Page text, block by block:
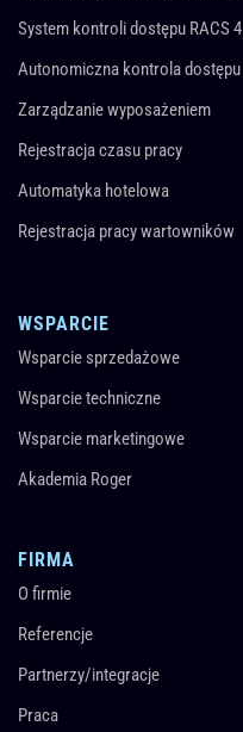
System kontroli dostępu RACS 4
Autonomiczna kontrola dostępu
Zarządzanie wyposażeniem
Rejestracja czasu pracy
Automatyka hotelowa
Rejestracja pracy wartowników
WSPARCIE
Wsparcie sprzedażowe
Wsparcie techniczne
Wsparcie marketingowe
Akademia Roger
FIRMA
O firmie
Referencje
Partnerzy/integracje
Praca